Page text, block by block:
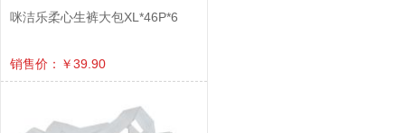
咪洁乐柔心生裤大包XL*46P*6
销售价：￥39.90